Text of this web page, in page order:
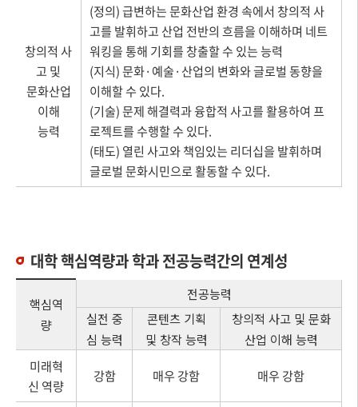
창의적 사
고 및
문화산업
이해
능력
(정의) 급변하는 문화산업 환경 속에서 창의적 사
고를 발휘하고 산업 전반의 흐름을 이해하며 네트
워킹을 통해 기회를 창출할 수 있는 능력
(지식) 문화·예술·산업의 변화와 글로벌 동향을
이해할 수 있다.
(기술) 문제 해결력과 융합적 사고를 활용하여 프
로젝트를 수행할 수 있다.
(태도) 열린 사고와 책임있는 리더십을 발휘하며
글로벌 문화시민으로 활동할 수 있다.
대학 핵심역량과 학과 전공능력간의 연계성
핵심역
량
전공능력
실전 중
심 능력
콘텐츠 기획
및 창작 능력
창의적 사고 및 문화
산업 이해 능력
미래혁
신 역량
강함 매우 강함 매우 강함